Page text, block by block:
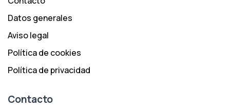
Datos generales
Aviso legal
Política de cookies
Política de privacidad
Contacto